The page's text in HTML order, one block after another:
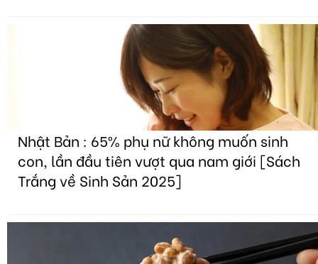
Nhật Bản : 65% phụ nữ không muốn sinh
con, lần đầu tiên vượt qua nam giới [Sách
Trắng về Sinh Sản 2025]